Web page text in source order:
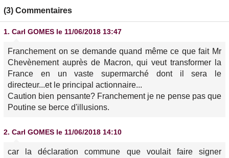
(3) Commentaires
1. Carl GOMES le 11/06/2018 13:47
Franchement on se demande quand même ce que fait Mr
Chevènement auprès de Macron, qui veut transformer la
France en un vaste supermarché dont il sera le
directeur...et le principal actionnaire...
Caution bien pensante? Franchement je ne pense pas que
Poutine se berce d'illusions.
2. Carl GOMES le 11/06/2018 14:10
car la déclaration commune que voulait faire signer